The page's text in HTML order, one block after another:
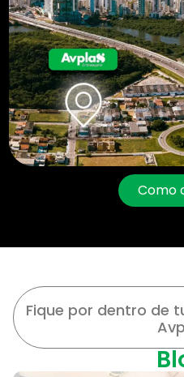
Como
Fique por dentro de